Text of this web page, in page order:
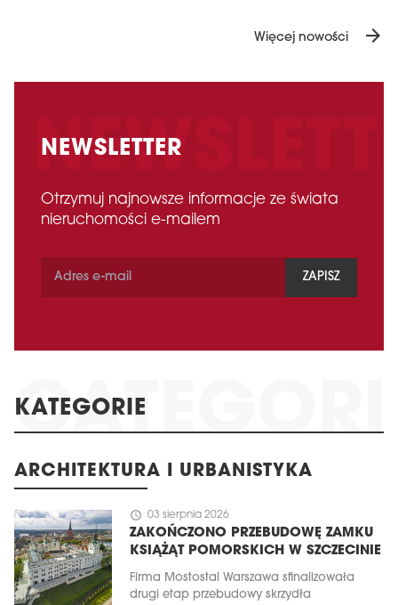
Więcej nowości arrow_forward
NEWSLETTER
Otrzymuj najnowsze informacje ze świata
nieruchomości e-mailem
ZAPISZ
KATEGORIE
ARCHITEKTURA I URBANISTYKA
schedule 03 sierpnia 2026
ZAKOŃCZONO PRZEBUDOWĘ ZAMKU
KSIĄŻĄT POMORSKICH W SZCZECINIE
Firma Mostostal Warszawa sfinalizowała
drugi etap przebudowy skrzydła